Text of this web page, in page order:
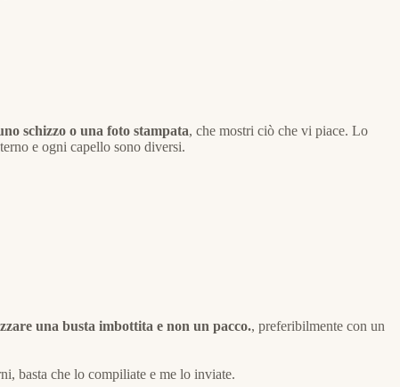
schizzo o una foto stampata, che mostri ciò che vi piace. Lo
e ogni capello sono diversi.
una busta imbottita e non un pacco., preferibilmente con un
basta che lo compiliate e me lo inviate.